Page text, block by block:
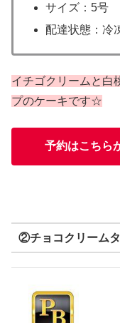
サイズ：5号
配達状態：冷
イチゴクリームと白
プのケーキです☆
予約はこちら
②チョコクリーム